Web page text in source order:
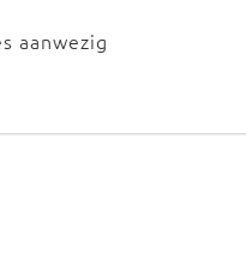
aanwezig